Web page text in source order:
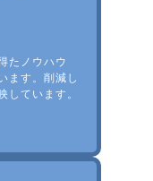
たノウハウ
ます。削減し
しています。